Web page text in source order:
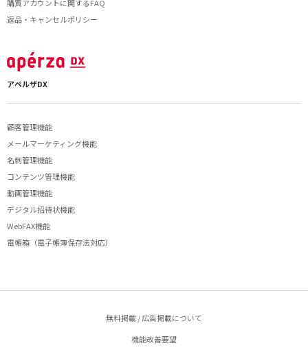
購買アカウントに関するFAQ
返品・キャンセルポリシー
アペルザDX
顧客管理機能
メールマーケティング機能
名刺管理機能
コンテンツ管理機能
動画管理機能
デジタル招待状機能
WebFAX機能
電帳箱（電子帳簿保存法対応）
無料掲載 / 広告掲載について
機能改善要望